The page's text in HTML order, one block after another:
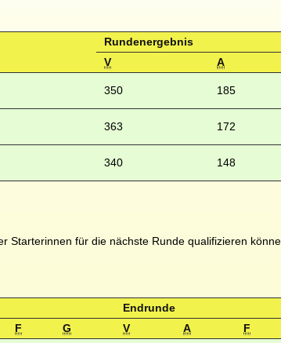
Rundenergebnis
V
A
350 185
363 172
340 148
Starterinnen für die nächste Runde qualifizieren
Endrunde
F G V A F